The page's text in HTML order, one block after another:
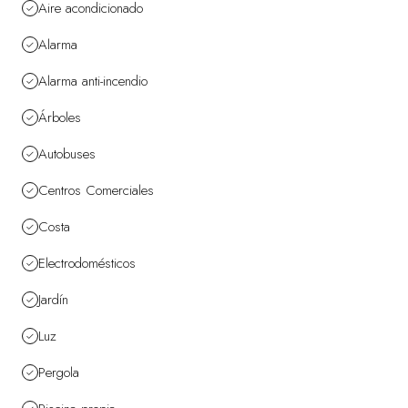
Aire acondicionado
Alarma
Alarma anti-incendio
Árboles
Autobuses
Centros Comerciales
Costa
Electrodomésticos
Jardín
Luz
Pergola